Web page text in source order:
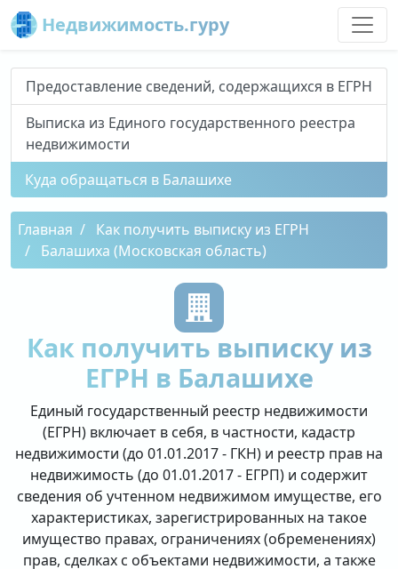
Недвижимость.гуру
Предоставление сведений, содержащихся в ЕГРН
Выписка из Единого государственного реестра
недвижимости
Куда обращаться в Балашихе
Главная
Как получить выписку из ЕГРН
Балашиха (Московская область)
Как получить выписку из
ЕГРН в Балашихе
Единый государственный реестр недвижимости
(ЕГРН) включает в себя, в частности, кадастр
недвижимости (до 01.01.2017 - ГКН) и реестр прав на
недвижимость (до 01.01.2017 - ЕГРП) и содержит
сведения об учтенном недвижимом имуществе, его
характеристиках, зарегистрированных на такое
имущество правах, ограничениях (обременениях)
прав, сделках с объектами недвижимости, а также